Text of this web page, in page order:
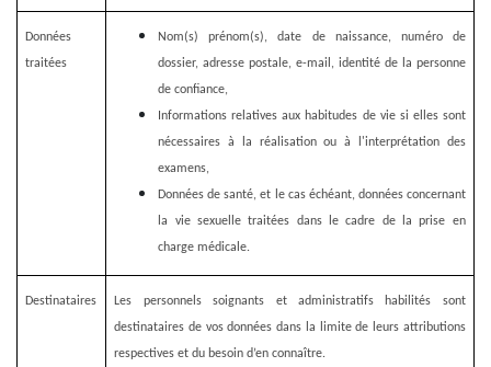
Données
traitées
Nom(s) prénom(s), date de naissance, numéro de
dossier, adresse postale, e-mail, identité de la personne
de confiance,
Informations relatives aux habitudes de vie si elles sont
nécessaires à la réalisation ou à l'interprétation des
examens,
Données de santé, et le cas échéant, données concernant
la vie sexuelle traitées dans le cadre de la prise en
charge médicale.
Destinataires
Les personnels soignants et administratifs habilités sont
destinataires de vos données dans la limite de leurs attributions
respectives et du besoin d’en connaître.